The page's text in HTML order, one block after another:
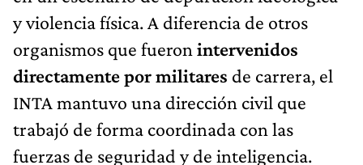
y violencia física. A diferencia de otros
organismos que fueron intervenidos
directamente por militares de carrera, el
INTA mantuvo una dirección civil que
trabajó de forma coordinada con las
fuerzas de seguridad y de inteligencia.